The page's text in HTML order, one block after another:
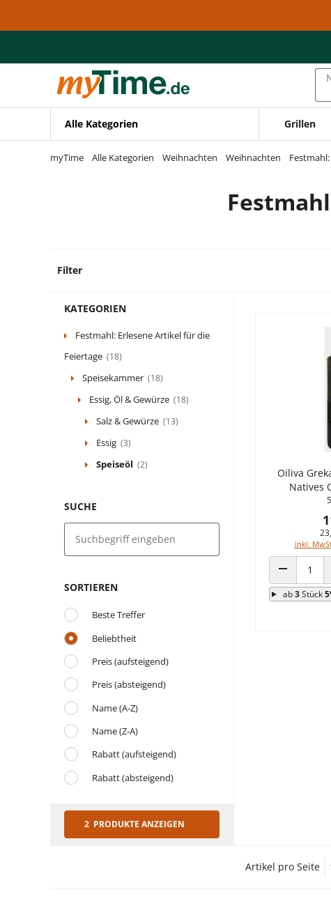
Zur Navigation springen
Alle Kategorien Grillen
myTime Alle Kategorien Weihnachten Weihnachten
Filter
KATEGORIEN
Festmahl: Erlesene Artikel für die
Feiertage (18)
Speisekammer (18)
Essig, Öl & Gewürze (18)
Salz & Gewürze (13)
Essig (3)
Speiseöl (2)
SUCHE
SORTIEREN
Beste Treffer
Beliebtheit
Preis (aufsteigend)
Preis (absteigend)
Name (A-Z)
Name (Z-A)
Rabatt (aufsteigend)
Rabatt (absteigend)
2 PRODUKTE ANZEIGEN
Oiliva
Natives
inkl.
ANZAHL
ab3Stück
Artikel pro Seite